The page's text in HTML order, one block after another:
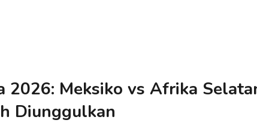
2026: Meksiko vs Afrika
Diunggulkan